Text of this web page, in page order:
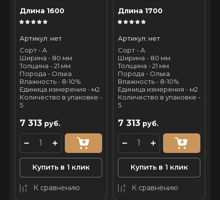
Длина 1600
Артикул: нет
Сорт - А
Ширина - 80 мм
Толщина - 21 мм
Порода - Ольха
Влажность - 8-10%
Единица измерения - м2
Количество в упаковке -
5
7 313 руб.
Купить в 1 клик
К сравнению
Длина 1700
Артикул: нет
Сорт - А
Ширина - 80 мм
Толщина - 21 мм
Порода - Ольха
Влажность - 8-10%
Единица измерения - м2
Количество в упаковке -
5
7 313 руб.
Купить в 1 клик
К сравнению